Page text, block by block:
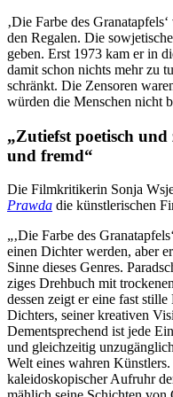
‚Die Farbe des
den Regalen. Die
ge­ben. Erst 1973 kam er in
damit schon nichts mehr zu
schränkt. Die Zen­so­ren
würden die Men­schen nicht
„Zutiefst poe­tisch
und fremd“
Die Film­kri­ti­ke­rin Sonja
Prawda die künst­le­ri­schen
„‚Die Farbe des
einen Dichter werden, aber
Sinne dieses Genres.
zi­ges Dreh­buch mit
des­sen zeigt er eine fast
Dich­ters, seiner krea­ti­ven
Dem­entspre­chend ist jede
und gleich­zei­tig
Welt eines wahren
kalei­do­sko­pi­scher Aufruhr